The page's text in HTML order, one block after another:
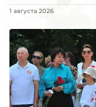
1 августа 2026